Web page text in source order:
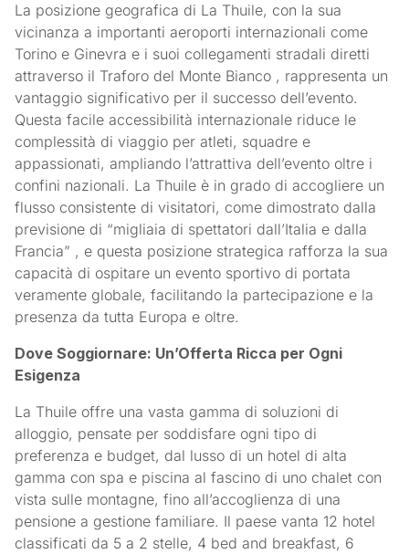
La posizione geografica di La Thuile, con la sua
vicinanza a importanti aeroporti internazionali come
Torino e Ginevra e i suoi collegamenti stradali diretti
attraverso il Traforo del Monte Bianco , rappresenta un
vantaggio significativo per il successo dell’evento.
Questa facile accessibilità internazionale riduce le
complessità di viaggio per atleti, squadre e
appassionati, ampliando l’attrattiva dell’evento oltre i
confini nazionali. La Thuile è in grado di accogliere un
flusso consistente di visitatori, come dimostrato dalla
previsione di “migliaia di spettatori dall’Italia e dalla
Francia” , e questa posizione strategica rafforza la sua
capacità di ospitare un evento sportivo di portata
veramente globale, facilitando la partecipazione e la
presenza da tutta Europa e oltre.
Dove Soggiornare: Un’Offerta Ricca per Ogni
Esigenza
La Thuile offre una vasta gamma di soluzioni di
alloggio, pensate per soddisfare ogni tipo di
preferenza e budget, dal lusso di un hotel di alta
gamma con spa e piscina al fascino di uno chalet con
vista sulle montagne, fino all’accoglienza di una
pensione a gestione familiare. Il paese vanta 12 hotel
classificati da 5 a 2 stelle, 4 bed and breakfast, 6